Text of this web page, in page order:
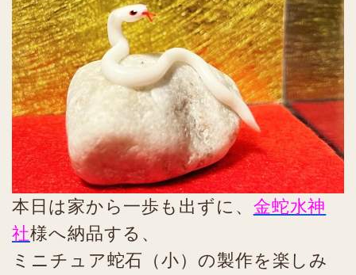
本日は家から一歩も出ずに、 金蛇水神
社様へ納品する、
ミニチュア蛇石（小）の製作を楽しみ